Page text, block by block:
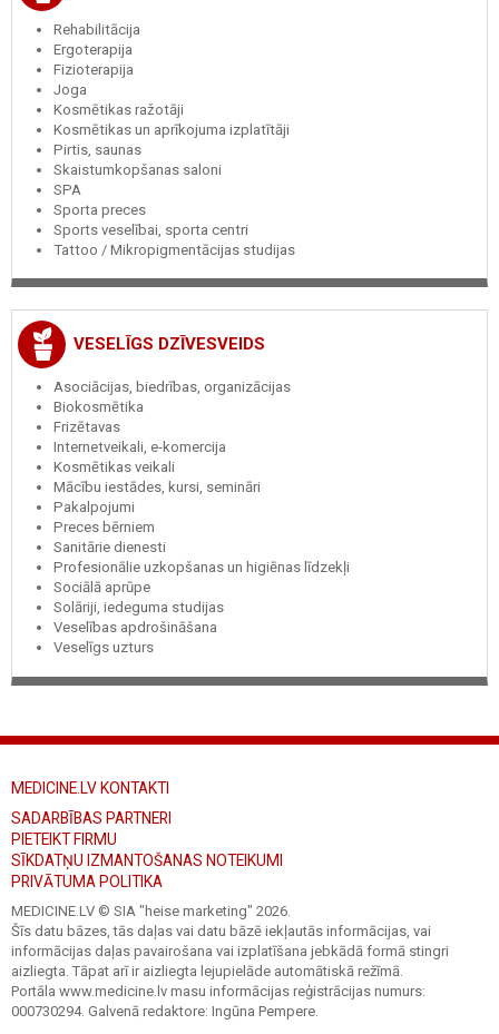
Rehabilitācija
Ergoterapija
Fizioterapija
Joga
Kosmētikas ražotāji
Kosmētikas un aprīkojuma izplatītāji
Pirtis, saunas
Skaistumkopšanas saloni
SPA
Sporta preces
Sports veselībai, sporta centri
Tattoo / Mikropigmentācijas studijas
VESELĪGS DZĪVESVEIDS
Asociācijas, biedrības, organizācijas
Biokosmētika
Frizētavas
Internetveikali, e-komercija
Kosmētikas veikali
Mācību iestādes, kursi, semināri
Pakalpojumi
Preces bērniem
Sanitārie dienesti
Profesionālie uzkopšanas un higiēnas līdzekļi
Sociālā aprūpe
Solāriji, iedeguma studijas
Veselības apdrošināšana
Veselīgs uzturs
MEDICINE.LV KONTAKTI
SADARBĪBAS PARTNERI
PIETEIKT FIRMU
SĪKDATŅU IZMANTOŠANAS NOTEIKUMI
PRIVĀTUMA POLITIKA
MEDICINE.LV © SIA "heise marketing" 2026.
Šīs datu bāzes, tās daļas vai datu bāzē iekļautās informācijas, vai
informācijas daļas pavairošana vai izplatīšana jebkādā formā stingri
aizliegta. Tāpat arī ir aizliegta lejupielāde automātiskā režīmā.
Portāla www.medicine.lv masu informācijas reģistrācijas numurs:
000730294. Galvenā redaktore: Ingūna Pempere.